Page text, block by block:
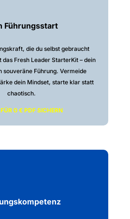
Führungsstart
die du selbst gebraucht
Fresh Leader StarterKit – dein
souveräne Führung. Vermeide
dein Mindset, starte klar statt
chaotisch.
0 € PDF SICHERN